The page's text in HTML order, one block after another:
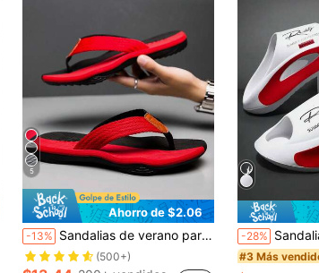
5
Ahorro de $2.06
-13% Sandalias de verano para hombres, chanclas antideslizantes casuales y cómodas para la playa y vacaciones
(500+)
-28% Sandalias cómodas y antideslizantes para hombre, de
#3 Más